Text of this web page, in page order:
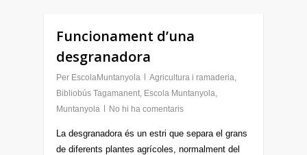
Funcionament d’una
desgranadora
Per EscolaMuntanyola Agricultura i ramaderia,
Bibliobús Tagamanent, Escola Muntanyola,
Muntanyola
No hi ha comentaris
La desgranadora és un estri que separa el grans
de diferents plantes agrícoles, normalment del